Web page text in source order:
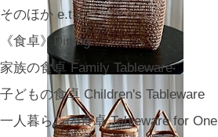
そのほか e.t.c
《食卓》Dining
家族の食卓 Family Tableware
子どもの食卓 Children's Tableware
一人暮らしの食卓 Tableware for One